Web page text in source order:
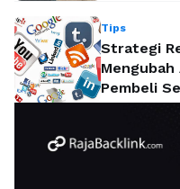
Tips
Strategi
Pembeli